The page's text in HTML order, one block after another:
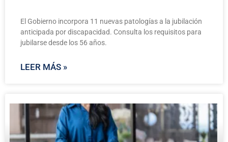
El Gobierno incorpora 11 nuevas patologías a la jubilación
anticipada por discapacidad. Consulta los requisitos para
jubilarse desde los 56 años.
LEER MÁS »